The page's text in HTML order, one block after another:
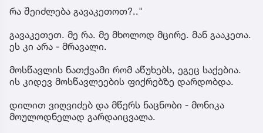
რა შეიძლება გავაკეთოთ?.."
გავაკეთეთ. მე რა. მე მხოლოდ მცირე. მან გააკეთა.
ეს კი არა - მრავალი.
მოსწავლის ნათქვამი რომ აწუხებს, ეგეც საქებია.
ის კიდევ მოსწავლეების ფიქრებზე დარდობდა.
დილით ვიღვიძებ და მწერს ნაცნობი - მონიკა
მოულოდნელად გარდაიცვალა.